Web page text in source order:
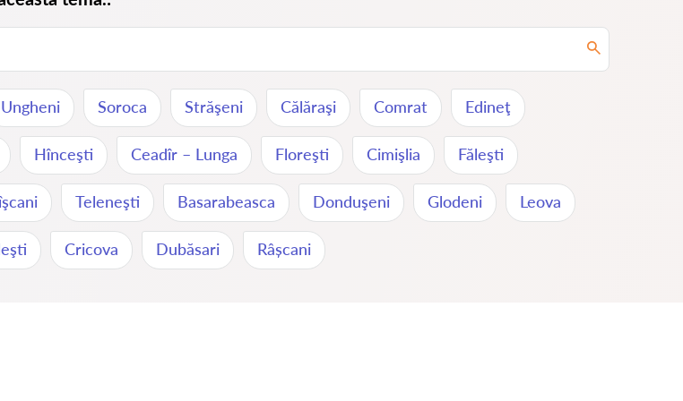
Ungheni Soroca Străşeni Călăraşi Comrat Edineţ
Hînceşti Ceadîr – Lunga Floreşti Cimişlia Făleşti
Teleneşti Basarabeasca Donduşeni Glodeni Leova
Cricova Dubăsari Râșcani